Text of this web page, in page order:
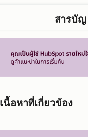
สารบัญ
เนื้อหาที่เกี่ยวข้อง